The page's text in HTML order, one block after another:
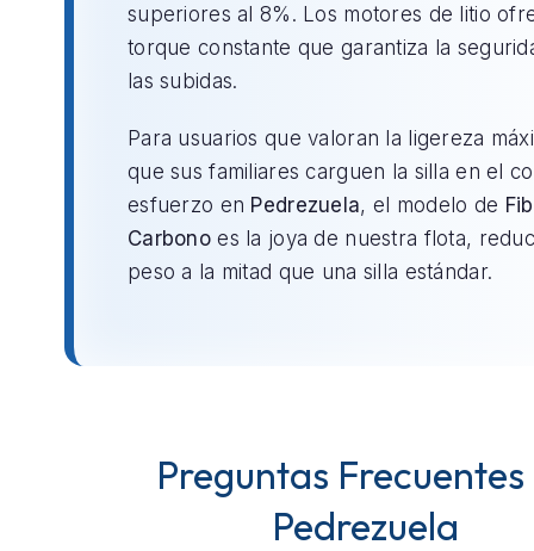
superiores al 8%. Los motores de litio
torque constante que garantiza la
las subidas.
Para usuarios que valoran la ligereza
que sus familiares carguen la silla en el
esfuerzo en Pedrezuela, el modelo de
Carbono es la joya de nuestra flota,
peso a la mitad que una silla estándar.
Preguntas Frecuentes
Pedrezuela